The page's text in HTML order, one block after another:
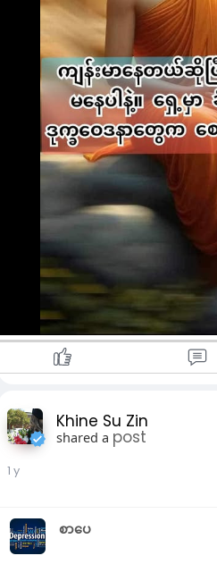
ဒိတာ၏ ကျဆုံးခြင်းဖြစ်သည်။
ဥပေက္ခာဆိုတာ
ျစ်ခြင်းမုန်းခြင်း နှစ်မျိုးလုံးကင်း
ော စိတ်နေသထေားကို ဥပေက္ခာဟု
ေါ်သည်။
ပေက္ခာရဲ့သဘာ၀သည်
ျစ်ခြင်း,မုန်းခြင်းကင်းသည်။
ပေက္ခာသည် အားလုံး တူညီသော
နေအထားဖြင့်သာ ရှုမြင်သည်။
ပေက္ခာသည် ချစ်ခြင်း,မုန်းခြင်း
စ်မျိုးလုံးကို ပျောက်ကင်းစေသည်။
ည်သူမဆို ကံစီမံရာ ဖြစ်ရတယ်ဟူ
ောအမြင်သည် ဥပေက္ခာကို ဖြစ်စေ
င်သည်။
တစ်ပါးအပေါ် ဆန့်ကျင်လိုစိတ်
ျက်နှာသာ ပေးလိုစိတ် ပျောက်ကင်း
ြင်းသည် ဥပေက္ခာ၏ အောင်မြင်မှု
ြစ်ပြီး၊ အဆိုးအကောင်းမသိတဲ့
ျစ်လျူရှုမှုသည် ဥပေက္ခာ၏ ကျရှုံး
ျင့်စဥ်ဖြစ်သည်။
ါမောက္ခချုပ်ဆရာတော်ကြီး၏
ျမ်းမြေ့ပါစေ.....Win Bo Myint
Khine Su Zin
shared a post
1 y
စာပေ